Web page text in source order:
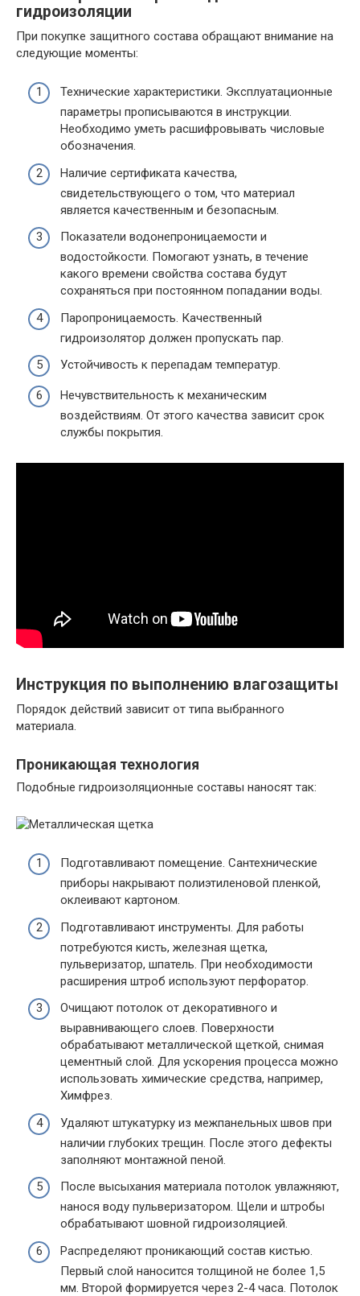
гидроизоляции
При покупке защитного состава обращают внимание на
следующие моменты:
Технические характеристики. Эксплуатационные
параметры прописываются в инструкции.
Необходимо уметь расшифровывать числовые
обозначения.
Наличие сертификата качества,
свидетельствующего о том, что материал
является качественным и безопасным.
Показатели водонепроницаемости и
водостойкости. Помогают узнать, в течение
какого времени свойства состава будут
сохраняться при постоянном попадании воды.
Паропроницаемость. Качественный
гидроизолятор должен пропускать пар.
Устойчивость к перепадам температур.
Нечувствительность к механическим
воздействиям. От этого качества зависит срок
службы покрытия.
Инструкция по выполнению влагозащиты
Порядок действий зависит от типа выбранного
материала.
Проникающая технология
Подобные гидроизоляционные составы наносят так:
Подготавливают помещение. Сантехнические
приборы накрывают полиэтиленовой пленкой,
оклеивают картоном.
Подготавливают инструменты. Для работы
потребуются кисть, железная щетка,
пульверизатор, шпатель. При необходимости
расширения штроб используют перфоратор.
Очищают потолок от декоративного и
выравнивающего слоев. Поверхности
обрабатывают металлической щеткой, снимая
цементный слой. Для ускорения процесса можно
использовать химические средства, например,
Химфрез.
Удаляют штукатурку из межпанельных швов при
наличии глубоких трещин. После этого дефекты
заполняют монтажной пеной.
После высыхания материала потолок увлажняют,
нанося воду пульверизатором. Щели и штробы
обрабатывают шовной гидроизоляцией.
Распределяют проникающий состав кистью.
Первый слой наносится толщиной не более 1,5
мм. Второй формируется через 2-4 часа. Потолок